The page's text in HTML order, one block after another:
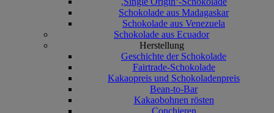
Schokolade aus Madagaskar
Schokolade aus Venezuela
Schokolade aus Ecuador
Herstellung
Geschichte der Schokolade
Fairtrade-Schokolade
Kakaopreis und Schokoladenpreis
Bean-to-Bar
Kakaobohnen rösten
Conchieren